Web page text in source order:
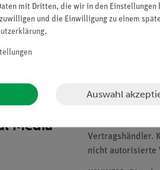
Media
Unser Angebot
Vertragshändler.
nicht autorisierte
mit Dritten, die wir in den Einstellungen
und die Einwilligung zu einem
.
Auswahl